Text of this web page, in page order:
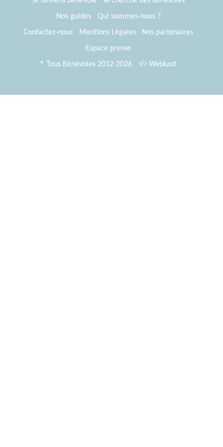
Nos guides
Qui sommes-nous ?
Contactez-nous
Mentions Légales
Nos partenaires
Espace presse
® Tous Bénévoles 2012-2026
Webkast